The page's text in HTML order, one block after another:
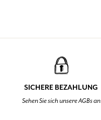
SICHERE BEZAHLUNG
Sehen Sie sich unsere AGBs an